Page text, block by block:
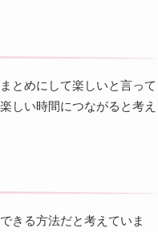
とめにして楽しいと言って
しい時間につながると考え
きる方法だと考えていま